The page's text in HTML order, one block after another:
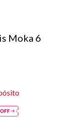
Moka 6